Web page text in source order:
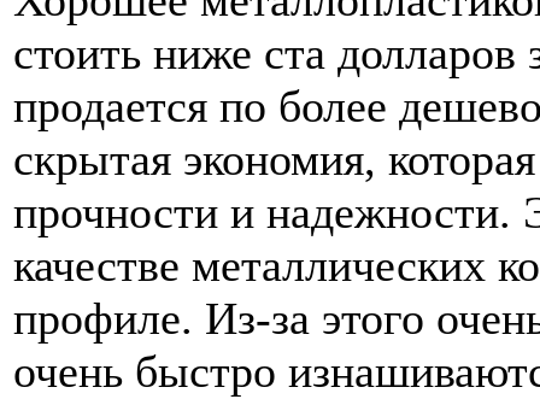
стоить ниже ста
продается по более
скрытая экономия,
прочности и
качестве металлических
профиле. Из-за этого
очень быстро